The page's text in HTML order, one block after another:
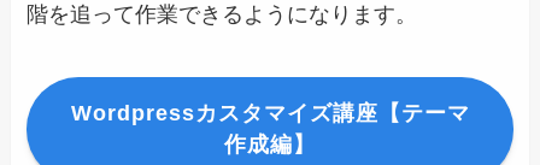
階を追って作業できるようになります。
Wordpressカスタマイズ講座【テーマ
作成編】